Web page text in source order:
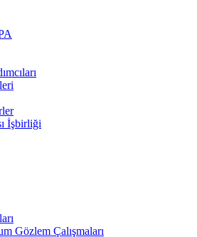
İşbirliği
Gözlem Çalışmaları